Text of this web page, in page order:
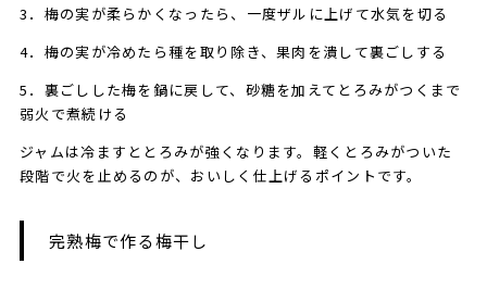
3．梅の実が柔らかくなったら、一度ザルに上げて水気を切る
4．梅の実が冷めたら種を取り除き、果肉を潰して裏ごしする
5．裏ごしした梅を鍋に戻して、砂糖を加えてとろみがつくまで
弱火で煮続ける
ジャムは冷ますととろみが強くなります。軽くとろみがついた
段階で火を止めるのが、おいしく仕上げるポイントです。
完熟梅で作る梅干し